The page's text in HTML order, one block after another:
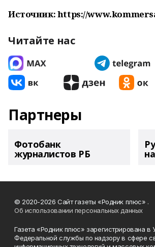
Источник: https://
Читайте нас
Партнеры
Фотобанк
журналистов РБ
© 2020-2026 Сайт газеты «Родник плюс» .
Об использовании персональных данных
Газета «Родник плюс» зарегистрирована в
Федеральной службы по надзору в сфере